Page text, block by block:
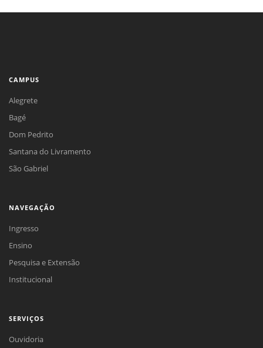
CAMPUS
Alegrete
Bagé
Dom Pedrito
Santana do Livramento
São Gabriel
NAVEGAÇÃO
Ingresso
Ensino
Pesquisa e Extensão
Institucional
SERVIÇOS
Ouvidoria